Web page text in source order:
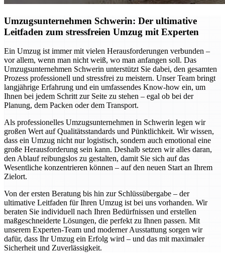
Umzugsunternehmen Schwerin: Der ultimative
Leitfaden zum stressfreien Umzug mit Experten
Ein Umzug ist immer mit vielen Herausforderungen verbunden –
vor allem, wenn man nicht weiß, wo man anfangen soll. Das
Umzugsunternehmen Schwerin unterstützt Sie dabei, den gesamten
Prozess professionell und stressfrei zu meistern. Unser Team bringt
langjährige Erfahrung und ein umfassendes Know-how ein, um
Ihnen bei jedem Schritt zur Seite zu stehen – egal ob bei der
Planung, dem Packen oder dem Transport.
Als professionelles Umzugsunternehmen in Schwerin legen wir
großen Wert auf Qualitätsstandards und Pünktlichkeit. Wir wissen,
dass ein Umzug nicht nur logistisch, sondern auch emotional eine
große Herausforderung sein kann. Deshalb setzen wir alles daran,
den Ablauf reibungslos zu gestalten, damit Sie sich auf das
Wesentliche konzentrieren können – auf den neuen Start an Ihrem
Zielort.
Von der ersten Beratung bis hin zur Schlüssübergabe – der
ultimative Leitfaden für Ihren Umzug ist bei uns vorhanden. Wir
beraten Sie individuell nach Ihren Bedürfnissen und erstellen
maßgeschneiderte Lösungen, die perfekt zu Ihnen passen. Mit
unserem Experten-Team und moderner Ausstattung sorgen wir
dafür, dass Ihr Umzug ein Erfolg wird – und das mit maximaler
Sicherheit und Zuverlässigkeit.